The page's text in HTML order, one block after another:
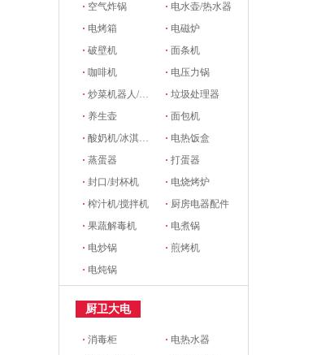
· 空气炸锅 · 电水壶/热水器
· 电烤箱 · 电磁炉
·破壁机 ·面条机
·咖啡机 · 电压力锅
·炒菜机器人/料理机 ·垃圾处理器
· 养生壶 ·面包机
·酸奶机/冰淇淋机 · 电热饭盒
·蒸蛋器 ·打蛋器
·封口/封杯机 · 电烧烤炉
·榨汁机/搅拌机 · 厨房电器配件
·果蔬解毒机 · 电煮锅
· 电炒锅 ·煎烤机
· 电炖锅
厨卫大电
·消毒柜 · 电热水器